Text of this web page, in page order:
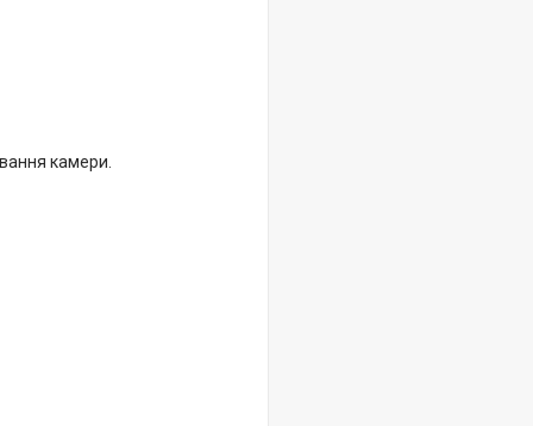
камери.